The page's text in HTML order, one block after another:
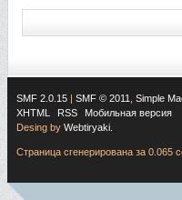
SMF 2.0.15 SMF © 2011
Simple
XHTML
RSS
Мобильная версия
Desing by Webtiryaki.
Страница сгенерирована за 0.065